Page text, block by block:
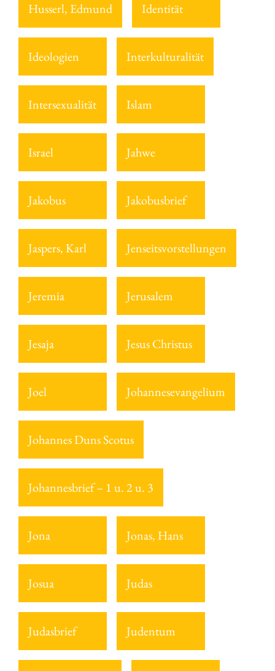
Husserl, Edmund Identität
Ideologien Interkulturalität
Intersexualität Islam
Israel Jahwe
Jakobus Jakobusbrief
Jaspers, Karl Jenseitsvorstellungen
Jeremia Jerusalem
Jesaja Jesus Christus
Joel Johannesevangelium
Johannes Duns Scotus
Johannesbrief – 1 u. 2 u. 3
Jona Jonas, Hans
Josua Judas
Judasbrief Judentum